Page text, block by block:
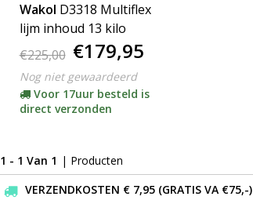
Wakol D3318 Multiflex
lijm inhoud 13 kilo
€225,00 €179,95
Nog niet gewaardeerd
Voor 17uur besteld is
direct verzonden
1 - 1 Van 1 | Producten
VERZENDKOSTEN € 7,95 (GRATIS VA €75,-)